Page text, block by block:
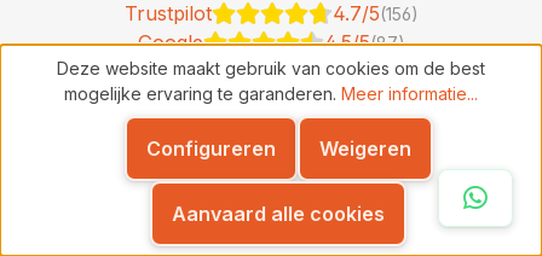
Trustpilot 4.7/5(156)
Google 4.5/5(87)
© 2026 Bedrijfskledingshop
Proudly developed byJERLIS BV
Volg ons op:
Deze website maakt gebruik van cookies om de best
mogelijke ervaring te garanderen. Meer informatie...
Weigeren
Configureren
Aanvaard alle cookies